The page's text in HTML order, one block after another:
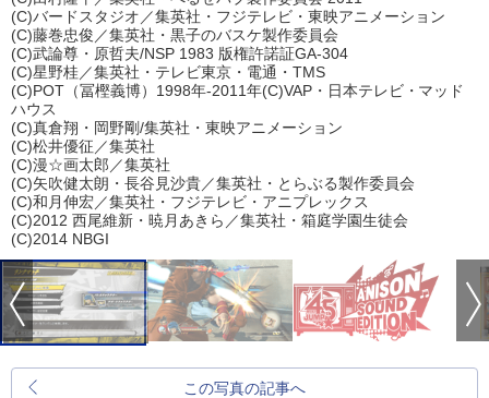
(C)バードスタジオ／集英社・フジテレビ・東映アニメーション
(C)藤巻忠俊／集英社・黒子のバスケ製作委員会
(C)武論尊・原哲夫/NSP 1983 版権許諾証GA-304
(C)星野桂／集英社・テレビ東京・電通・TMS
(C)POT（冨樫義博）1998年-2011年(C)VAP・日本テレビ・マッド
ハウス
(C)真倉翔・岡野剛/集英社・東映アニメーション
(C)松井優征／集英社
(C)漫☆画太郎／集英社
(C)矢吹健太朗・長谷見沙貴／集英社・とらぶる製作委員会
(C)和月伸宏／集英社・フジテレビ・アニプレックス
(C)2012 西尾維新・暁月あきら／集英社・箱庭学園生徒会
(C)2014 NBGI
この写真の記事へ